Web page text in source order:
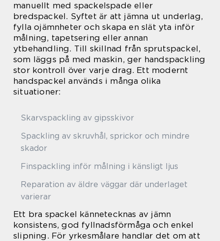
manuellt med spackelspade eller
bredspackel. Syftet är att jämna ut underlag,
fylla ojämnheter och skapa en slät yta inför
målning, tapetsering eller annan
ytbehandling. Till skillnad från sprutspackel,
som läggs på med maskin, ger handspackling
stor kontroll över varje drag. Ett modernt
handspackel används i många olika
situationer:
Skarvspackling av gipsskivor
Spackling av skruvhål, sprickor och mindre
skador
Finspackling inför målning i känsligt ljus
Reparation av äldre väggar där underlaget
varierar
Ett bra spackel kännetecknas av jämn
konsistens, god fyllnadsförmåga och enkel
slipning. För yrkesmålare handlar det om att